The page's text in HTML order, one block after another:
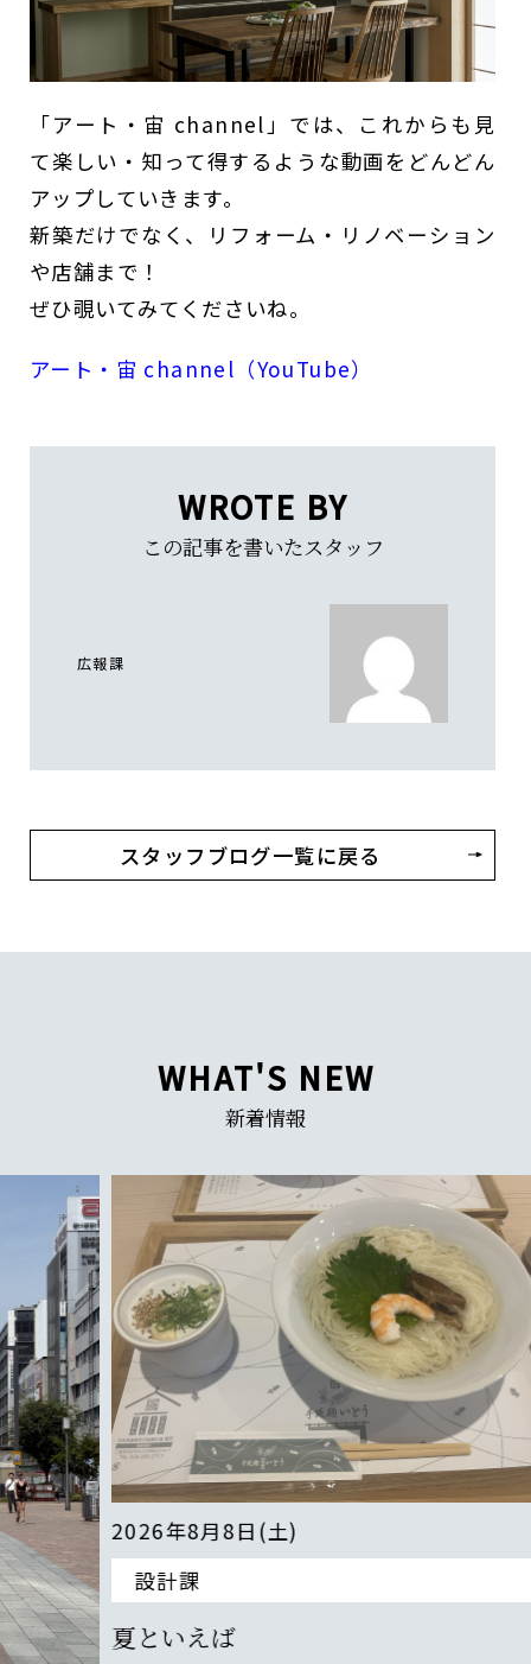
「アート・宙 channel」では、これからも見
て楽しい・知って得するような動画をどんどん
アップしていきます。
新築だけでなく、リフォーム・リノベーション
や店舗まで！
ぜひ覗いてみてくださいね。
アート・宙 channel（YouTube）
WROTE BY
この記事を書いたスタッフ
広報課
スタッフブログ一覧に戻る
WHAT'S NEW
新着情報
2026年8月8日(土)
設計課
夏といえば